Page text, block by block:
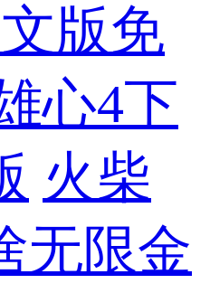
版免
心4下
火柴
无限金